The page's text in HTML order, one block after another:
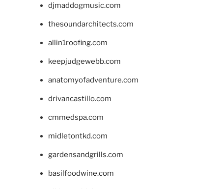
djmaddogmusic.com
thesoundarchitects.com
allin1roofing.com
keepjudgewebb.com
anatomyofadventure.com
drivancastillo.com
cmmedspa.com
midletontkd.com
gardensandgrills.com
basilfoodwine.com